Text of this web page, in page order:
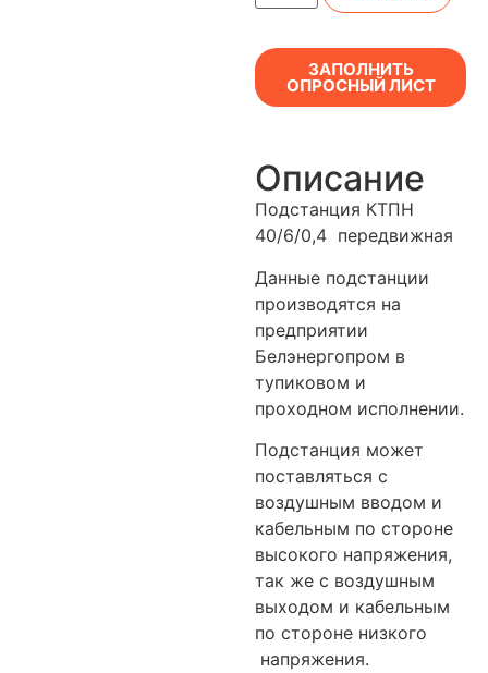
ЗАПОЛНИТЬ
ОПРОСНЫЙ ЛИСТ
Описание
Подстанция КТПН
40/6/0,4 передвижная
Данные подстанции
производятся на
предприятии
Белэнергопром в
тупиковом и
проходном исполнении.
Подстанция может
поставляться с
воздушным вводом и
кабельным по стороне
высокого напряжения,
так же с воздушным
выходом и кабельным
по стороне низкого
напряжения.